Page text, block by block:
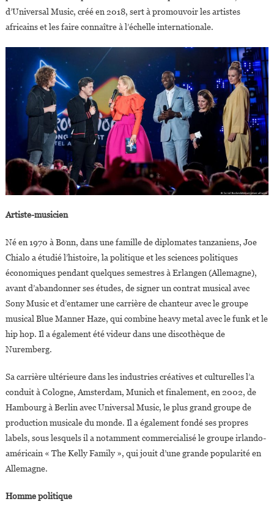
d’Universal Music, créé en 2018, sert à promouvoir les artistes
africains et les faire connaître à l’échelle internationale.
Artiste-musicien
Né en 1970 à Bonn, dans une famille de diplomates tanzaniens, Joe
Chialo a étudié l’histoire, la politique et les sciences politiques
économiques pendant quelques semestres à Erlangen (Allemagne),
avant d’abandonner ses études, de signer un contrat musical avec
Sony Music et d’entamer une carrière de chanteur avec le groupe
musical Blue Manner Haze, qui combine heavy metal avec le funk et le
hip hop. Il a également été videur dans une discothèque de
Nuremberg.
Sa carrière ultérieure dans les industries créatives et culturelles l’a
conduit à Cologne, Amsterdam, Munich et finalement, en 2002, de
Hambourg à Berlin avec Universal Music, le plus grand groupe de
production musicale du monde. Il a également fondé ses propres
labels, sous lesquels il a notamment commercialisé le groupe irlando-
américain « The Kelly Family », qui jouit d’une grande popularité en
Allemagne.
Homme politique